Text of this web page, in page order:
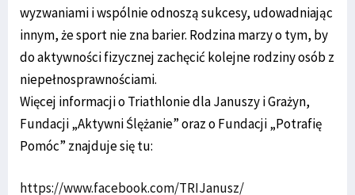
wyzwaniami i wspólnie odnoszą sukcesy, udowadniając
innym, że sport nie zna barier. Rodzina marzy o tym, by
do aktywności fizycznej zachęcić kolejne rodziny osób z
niepełnosprawnościami.
Więcej informacji o Triathlonie dla Januszy i Grażyn,
Fundacji „Aktywni Ślężanie” oraz o Fundacji „Potrafię
Pomóc” znajduje się tu:
https://www.facebook.com/TRIJanusz/